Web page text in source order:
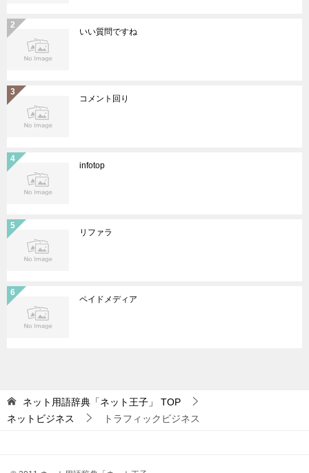
いい質問ですね
コメント回り
infotop
リファラ
ペイドメディア
ネット用語辞典「ネット王子」
TOP
ネットビジネス
トラフィックビジネス